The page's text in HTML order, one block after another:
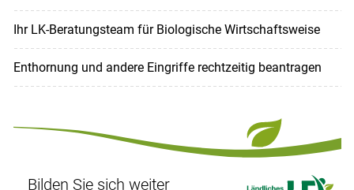
Ihr LK-Beratungsteam für Biologische Wirtschaftsweise
Enthornung und andere Eingriffe rechtzeitig beantragen
Bilden Sie sich weiter